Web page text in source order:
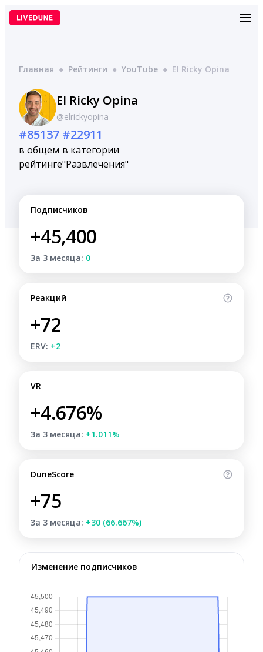
Перейти
Главная ● Рейтинги ● YouTube ● El Ricky Opina
El Ricky Opina
@elrickyopina
#85137
в общем
рейтинге
#22911
в категории
"Развлечения"
Подписчиков
+45,400
За 3 месяца: 0
Реакций
+72
ERV: +2
VR
+4.676%
За 3 месяца: +1.011%
DuneScore
+75
За 3 месяца: +30 (66.667%)
Изменение подписчиков